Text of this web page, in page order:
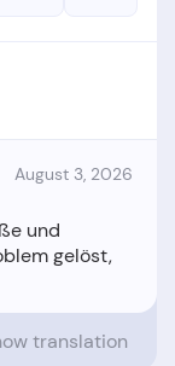
August 3, 2026
und
gelöst,
translation